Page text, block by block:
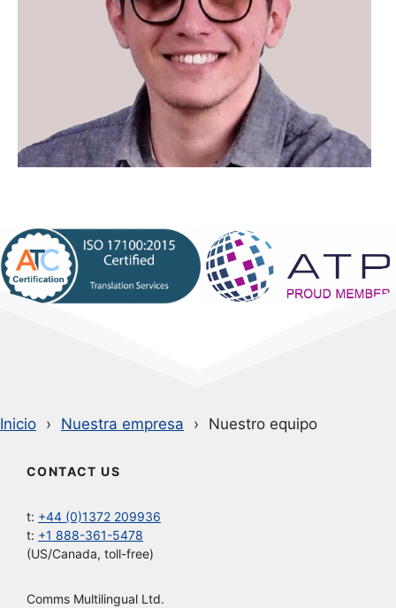
Inicio Nuestra empresa Nuestro equipo
CONTACT US
t: +44 (0)1372 209936
t: +1 888-361-5478
(US/Canada, toll-free)
Comms Multilingual Ltd.